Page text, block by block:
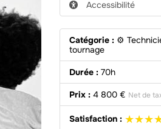
Accessibilité
Catégorie : ⚙️
tournage
Durée : 70h
Prix : 4 800 € Net de
Satisfaction :